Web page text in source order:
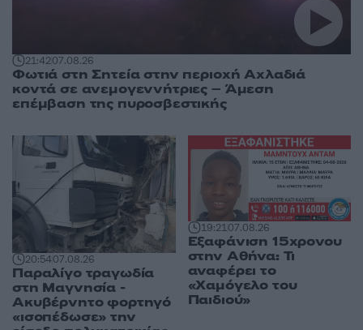
21:4207.08.26
Φωτιά στη Σητεία στην περιοχή Αχλαδιά
κοντά σε ανεμογεννήτριες – Άμεση
επέμβαση της πυροσβεστικής
20:5407.08.26
Παραλίγο τραγωδία
στη Μαγνησία -
Ακυβέρνητο φορτηγό
«ισοπέδωσε» την
19:2107.08.26
Εξαφάνιση 15χρονου
στην Αθήνα: Τι
αναφέρει το
«Χαμόγελο του
Παιδιού»